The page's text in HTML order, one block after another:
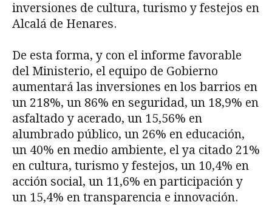
inversiones de cultura, turismo y festejos en
Alcalá de Henares.
De esta forma, y con el informe favorable
del Ministerio, el equipo de Gobierno
aumentará las inversiones en los barrios en
un 218%, un 86% en seguridad, un 18,9% en
asfaltado y acerado, un 15,56% en
alumbrado público, un 26% en educación,
un 40% en medio ambiente, el ya citado 21%
en cultura, turismo y festejos, un 10,4% en
acción social, un 11,6% en participación y
un 15,4% en transparencia e innovación.